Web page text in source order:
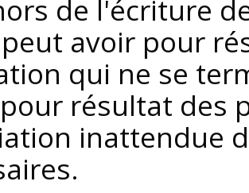
de l'écriture
avoir pour
qui ne se
résultat des
inattendue